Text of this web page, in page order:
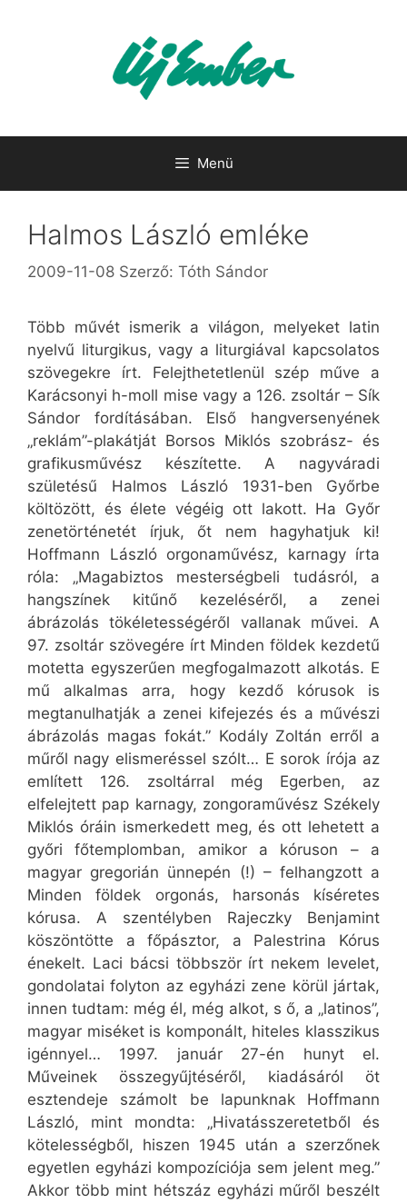
Menü
Halmos László emléke
2009-11-08 Szerző: Tóth Sándor
Több művét ismerik a világon, melyeket latin
nyelvű liturgikus, vagy a liturgiával kapcsolatos
szövegekre írt. Felejthetetlenül szép műve a
Karácsonyi h-moll mise vagy a 126. zsoltár – Sík
Sándor fordításában. Első hangversenyének
„reklám”-plakátját Borsos Miklós szobrász- és
grafikusművész készítette. A nagyváradi
születésű Halmos László 1931-ben Győrbe
költözött, és élete végéig ott lakott. Ha Győr
zenetörténetét írjuk, őt nem hagyhatjuk ki!
Hoffmann László orgonaművész, karnagy írta
róla: „Magabiztos mesterségbeli tudásról, a
hangszínek kitűnő kezeléséről, a zenei
ábrázolás tökéletességéről vallanak művei. A
97. zsoltár szövegére írt Minden földek kezdetű
motetta egyszerűen megfogalmazott alkotás. E
mű alkalmas arra, hogy kezdő kórusok is
megtanulhatják a zenei kifejezés és a művészi
ábrázolás magas fokát.” Kodály Zoltán erről a
műről nagy elismeréssel szólt… E sorok írója az
említett 126. zsoltárral még Egerben, az
elfelejtett pap karnagy, zongoraművész Székely
Miklós óráin ismerkedett meg, és ott lehetett a
győri főtemplomban, amikor a kóruson – a
magyar gregorián ünnepén (!) – felhangzott a
Minden földek orgonás, harsonás kíséretes
kórusa. A szentélyben Rajeczky Benjamint
köszöntötte a főpásztor, a Palestrina Kórus
énekelt. Laci bácsi többször írt nekem levelet,
gondolatai folyton az egyházi zene körül jártak,
innen tudtam: még él, még alkot, s ő, a „latinos”,
magyar miséket is komponált, hiteles klasszikus
igénnyel… 1997. január 27-én hunyt el.
Műveinek összegyűjtéséről, kiadásáról öt
esztendeje számolt be lapunknak Hoffmann
László, mint mondta: „Hivatásszeretetből és
kötelességből, hiszen 1945 után a szerzőnek
egyetlen egyházi kompozíciója sem jelent meg.”
Akkor több mint hétszáz egyházi műről beszélt